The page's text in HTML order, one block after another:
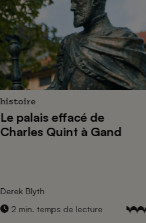
histoire
Le palais effacé de
Charles Quintà Gand
Derek Blyth
2 min. temps de lecture